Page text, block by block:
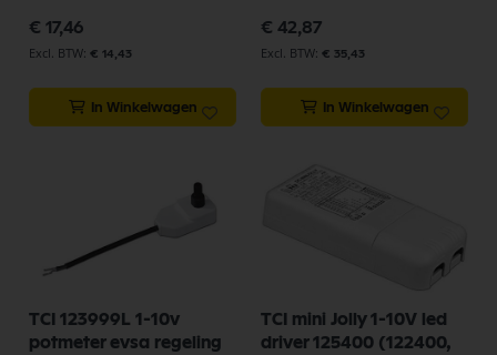
€ 17,46
€ 14,43
In Winkelwagen
€ 42,87
€ 35,43
In Winkelwagen
TCI 123999L 1-10v
potmeter evsa regeling
TCI mini Jolly 1-10V led
driver 125400 (122400,